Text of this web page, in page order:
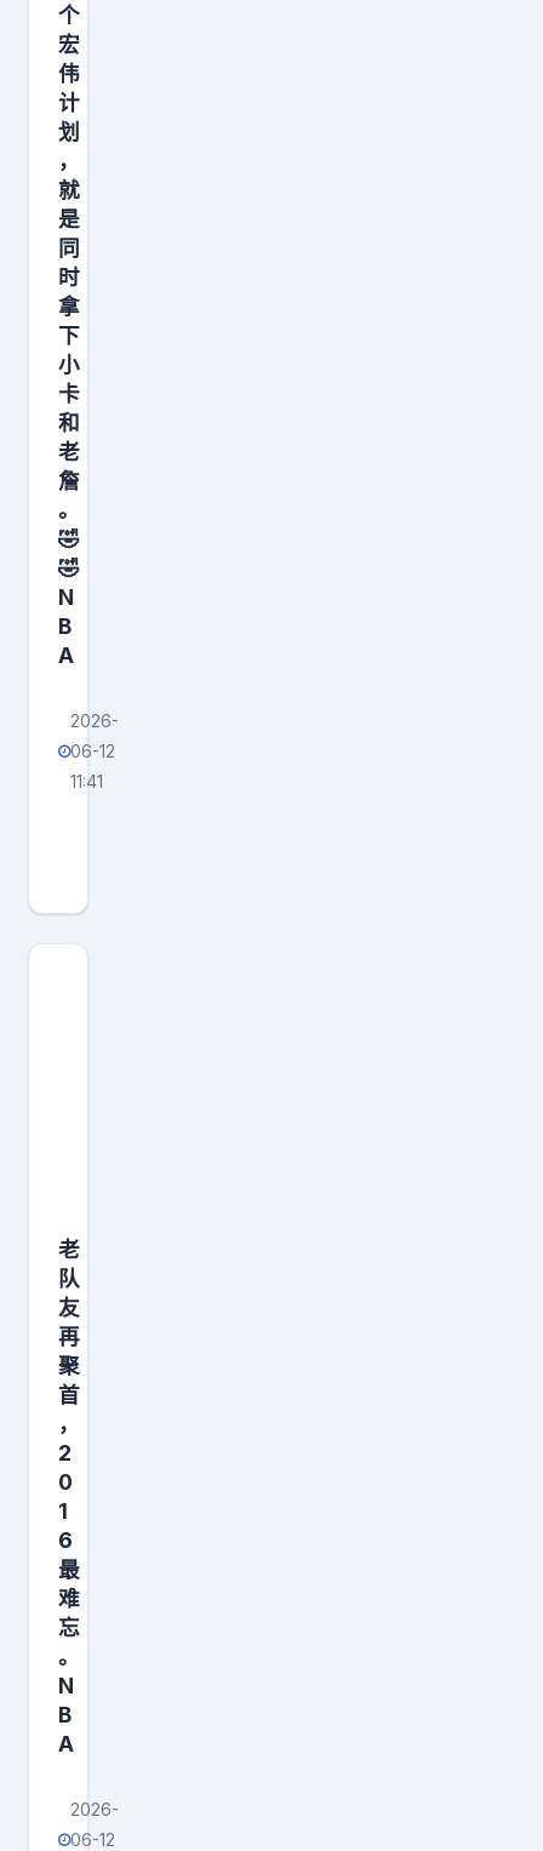
也
还
没
缓
过
来
吧
N
B
A
个
宏
伟
计
划
，
就
是
同
时
拿
下
小
卡
和
老
詹
。
🤣
🤣
N
B
A
2026-
06-12
11:41
一
个
时
拿
下
小
卡
和
老
詹
。
🤣
🤣
N
B
A
老
队
友
再
聚
首
，
2
0
1
6
最
难
忘
。
N
B
A
2026-
06-12